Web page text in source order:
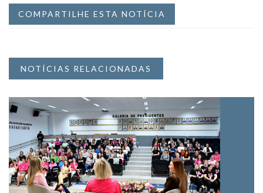
COMPARTILHE ESTA NOTÍCIA
NOTÍCIAS RELACIONADAS